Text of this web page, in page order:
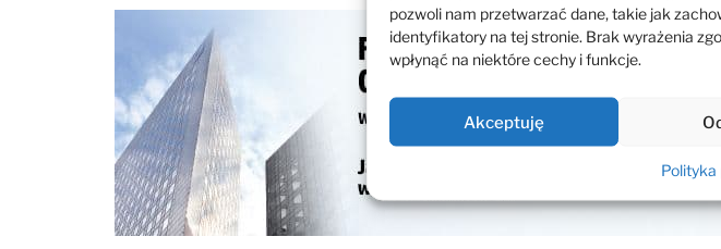
pozwoli nam przetwarzać dane, takie jak
identyfikatory na tej stronie. Brak wyrażenia
wpłynąć na niektóre cechy i funkcje.
Akceptuję